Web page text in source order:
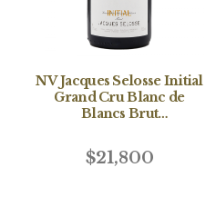
NV Jacques Selosse Initial
Grand Cru Blanc de
Blancs Brut
$21,800